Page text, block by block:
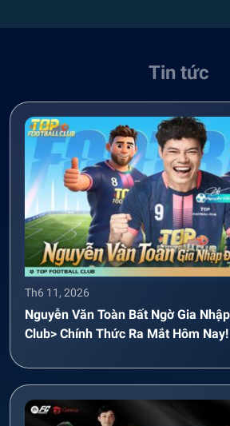
Tin tức
Th6 11, 2026
Nguyễn Văn Toàn Bất Ngờ Gia
Club> Chính Thức Ra Mắt Hôm Nay!